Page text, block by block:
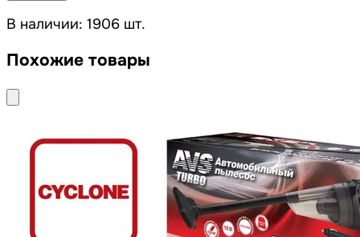
В наличии: 1906 шт.
Похожие товары